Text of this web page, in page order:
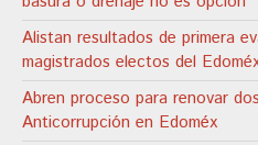
Alistan resultados de primera
magistrados electos del
Abren proceso para renovar
Anticorrupción en Edoméx